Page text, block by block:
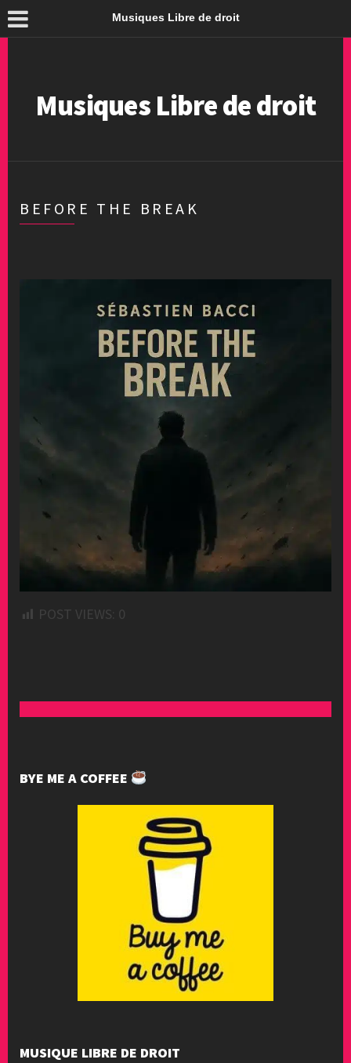
Musiques Libre de droit
Musiques Libre de droit
BEFORE THE BREAK
POST VIEWS: 0
BYE ME A COFFEE
MUSIQUE LIBRE DE DROIT